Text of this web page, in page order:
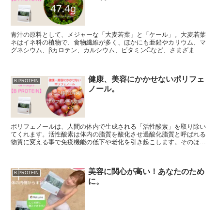
青汁の原料として、メジャーな「大麦若葉」と「ケール」。大麦若葉
ネはイネ科の植物で、食物繊維が多く、ほかにも亜鉛やカリウム、マ
グネシウム、βカロテン、カルシウム、ビタミンCなど、さまざまな
B PROTEIN
健康、美容にかかせないポリフェ
ノール。
ポリフェノールは、人間の体内で生成される「活性酸素」を取り除い
てくれます。活性酸素は体内の脂質を酸化させ過酸化脂質と呼ばれる
物質に変える事で免疫機能の低下や老化を引き起こします。そのほ
B PROTEIN
美容に関心が高い！あなたのため
に。